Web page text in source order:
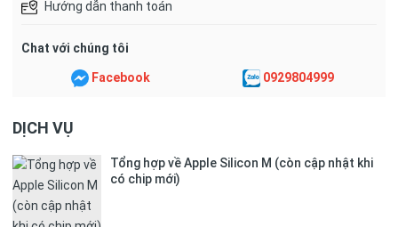
Hướng dẫn thanh toán
Chat với chúng tôi
Facebook 0929804999
DỊCH VỤ
Tổng hợp về Apple Silicon M (còn cập nhật khi
có chip mới)